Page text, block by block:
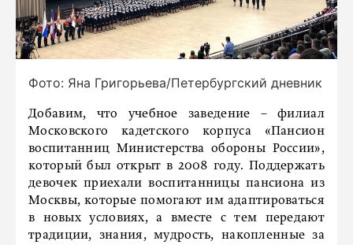
Фото: Яна Григорьева/Петербургский дневник
Добавим, что учебное заведение – филиал
Московского кадетского корпуса «Пансион
воспитанниц Министерства обороны России»,
который был открыт в 2008 году. Поддержать
девочек приехали воспитанницы пансиона из
Москвы, которые помогают им адаптироваться
в новых условиях, а вместе с тем передают
традиции, знания, мудрость, накопленные за